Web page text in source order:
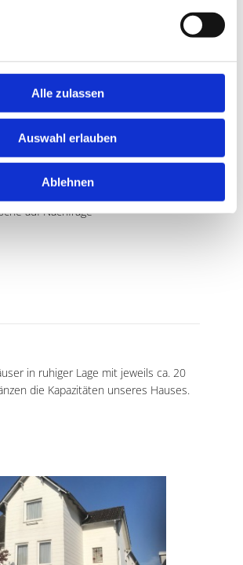
Alle zulassen
Auswahl erlauben
Ablehnen
& Mikrofone
großflächig
auf Nachfrage
in ruhiger Lage mit jeweils ca. 20
die Kapazitäten unseres Hauses.